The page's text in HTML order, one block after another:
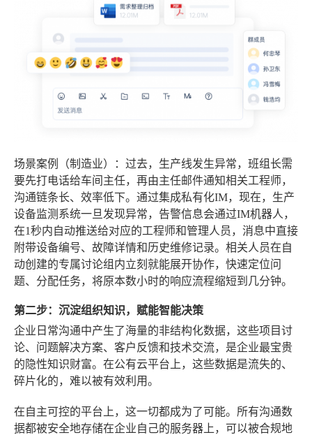
场景案例（制造业）： 过去，生产线发生异常，班组长需
要先打电话给车间主任，再由主任邮件通知相关工程师，
沟通链条长、效率低下。通过集成私有化IM，现在，生产
设备监测系统一旦发现异常，告警信息会通过IM机器人，
在1秒内自动推送给对应的工程师和管理人员，消息中直接
附带设备编号、故障详情和历史维修记录。相关人员在自
动创建的专属讨论组内立刻就能展开协作，快速定位问
题、分配任务，将原本数小时的响应流程缩短到几分钟。
第二步：沉淀组织知识，赋能智能决策
企业日常沟通中产生了海量的非结构化数据，这些项目讨
论、问题解决方案、客户反馈和技术交流，是企业最宝贵
的隐性知识财富。在公有云平台上，这些数据是流失的、
碎片化的，难以被有效利用。
在自主可控的平台上，这一切都成为了可能。所有沟通数
据都被安全地存储在企业自己的服务器上，可以被合规地